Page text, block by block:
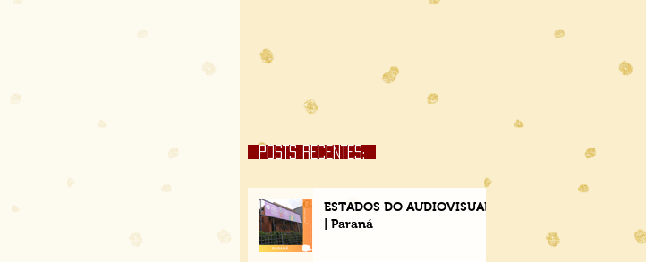
POSTS RECENTES;
ESTADOS DO AUDIOVISUAL
| Paraná